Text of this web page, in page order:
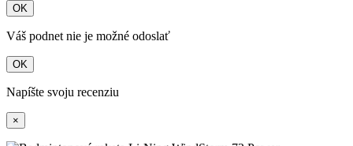
OK
Váš podnet nie je možné odoslať
OK
Napíšte svoju recenziu
×